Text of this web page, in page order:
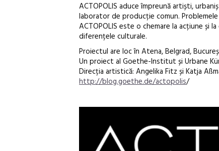
ACTOPOLIS aduce împreună artiști,
laborator de producție comun.
ACTOPOLIS este o chemare la acțiune și
diferențele culturale.
Proiectul are loc în Atena, Belgrad,
Un proiect al Goethe-Institut și Urbane
Direcția artistică: Angelika Fitz și Katja
http://blog.goethe.de/actopolis/